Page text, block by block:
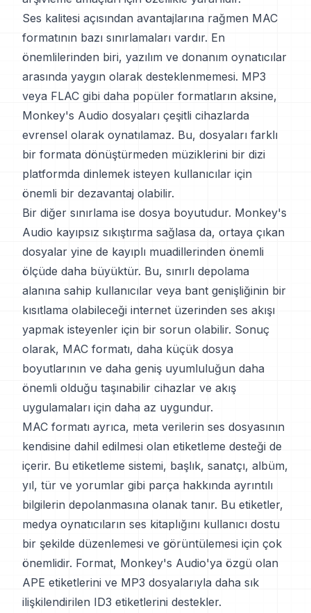
Ses kalitesi açısından avantajlarına rağmen MAC
formatının bazı sınırlamaları vardır. En
önemlilerinden biri, yazılım ve donanım oynatıcılar
arasında yaygın olarak desteklenmemesi. MP3
veya FLAC gibi daha popüler formatların aksine,
Monkey's Audio dosyaları çeşitli cihazlarda
evrensel olarak oynatılamaz. Bu, dosyaları farklı
bir formata dönüştürmeden müziklerini bir dizi
platformda dinlemek isteyen kullanıcılar için
önemli bir dezavantaj olabilir.
Bir diğer sınırlama ise dosya boyutudur. Monkey's
Audio kayıpsız sıkıştırma sağlasa da, ortaya çıkan
dosyalar yine de kayıplı muadillerinden önemli
ölçüde daha büyüktür. Bu, sınırlı depolama
alanına sahip kullanıcılar veya bant genişliğinin bir
kısıtlama olabileceği internet üzerinden ses akışı
yapmak isteyenler için bir sorun olabilir. Sonuç
olarak, MAC formatı, daha küçük dosya
boyutlarının ve daha geniş uyumluluğun daha
önemli olduğu taşınabilir cihazlar ve akış
uygulamaları için daha az uygundur.
MAC formatı ayrıca, meta verilerin ses dosyasının
kendisine dahil edilmesi olan etiketleme desteği de
içerir. Bu etiketleme sistemi, başlık, sanatçı, albüm,
yıl, tür ve yorumlar gibi parça hakkında ayrıntılı
bilgilerin depolanmasına olanak tanır. Bu etiketler,
medya oynatıcıların ses kitaplığını kullanıcı dostu
bir şekilde düzenlemesi ve görüntülemesi için çok
önemlidir. Format, Monkey's Audio'ya özgü olan
APE etiketlerini ve MP3 dosyalarıyla daha sık
ilişkilendirilen ID3 etiketlerini destekler.